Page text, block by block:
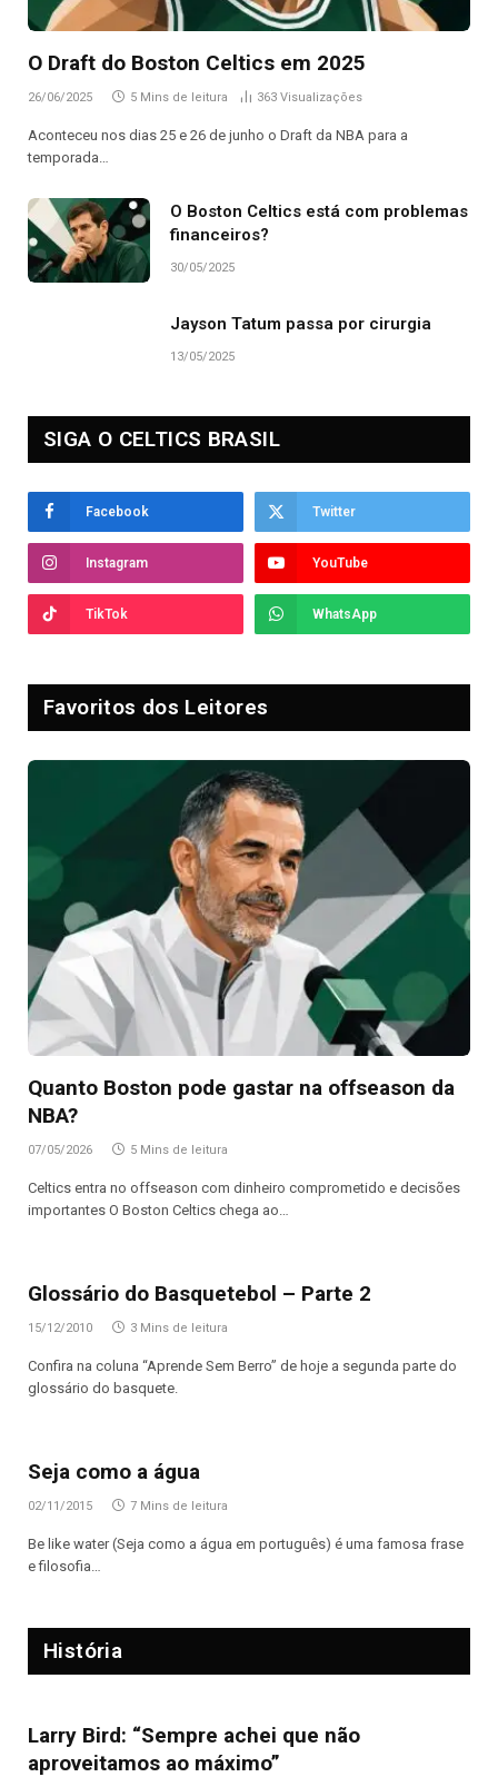
O Draft do Boston Celtics em 2025
26/06/2025 5 Mins de leitura 363 Visualizações
Aconteceu nos dias 25 e 26 de junho o Draft da NBA para a
temporada…
O Boston Celtics está com problemas
financeiros?
30/05/2025
Jayson Tatum passa por cirurgia
13/05/2025
SIGA O CELTICS BRASIL
Facebook Twitter
Instagram YouTube
TikTok WhatsApp
Favoritos dos Leitores
Quanto Boston pode gastar na offseason da
NBA?
07/05/2026 5 Mins de leitura
Celtics entra no offseason com dinheiro comprometido e decisões
importantes O Boston Celtics chega ao…
Glossário do Basquetebol – Parte 2
15/12/2010 3 Mins de leitura
Confira na coluna “Aprende Sem Berro” de hoje a segunda parte do
glossário do basquete.
Seja como a água
02/11/2015 7 Mins de leitura
Be like water (Seja como a água em português) é uma famosa frase
e filosofia…
História
Larry Bird: “Sempre achei que não
aproveitamos ao máximo”